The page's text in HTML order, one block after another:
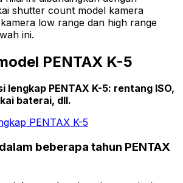
shutter count model kamera
low range dan high range
ini.
PENTAX K-5
lengkap PENTAX K-5: rentang ISO,
baterai, dll.
PENTAX K-5
beberapa tahun PENTAX